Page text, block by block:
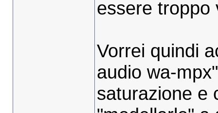
essere troppo
Vorrei quindi
audio wa-
saturazione e